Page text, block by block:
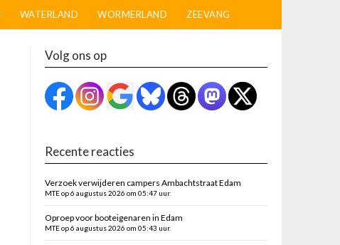
WATERLAND WORMERLAND ZEEVANG
Volg ons op
Recente reacties
Verzoek verwijderen campers Ambachtstraat Edam
MTE op 6 augustus 2026 om 05:47 uur.
Oproep voor booteigenaren in Edam
MTE op 6 augustus 2026 om 05:43 uur.